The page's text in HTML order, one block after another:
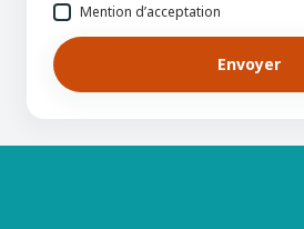
Mention d’acceptation